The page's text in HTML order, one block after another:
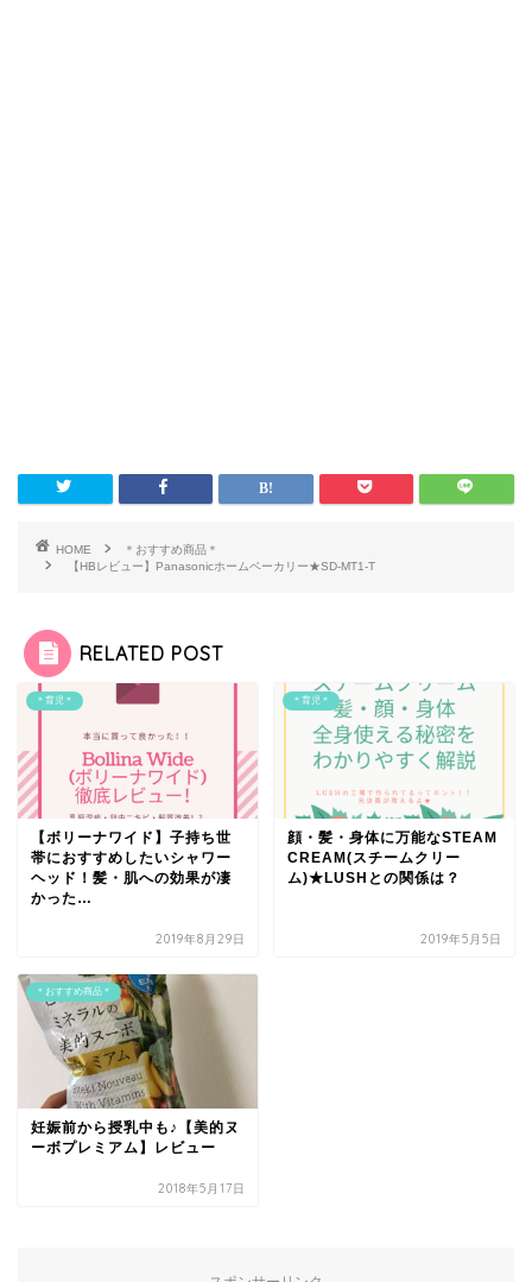
HOME
＊おすすめ商品＊
【HBレビュー】Panasonicホームベーカリー★SD-MT1-T
RELATED POST
＊育児＊
【ボリーナワイド】子持ち世
帯におすすめしたいシャワー
ヘッド！髪・肌への効果が凄
かった…
2019年8月29日
＊育児＊
顔・髪・身体に万能なSTEAM
CREAM(スチームクリー
ム)★LUSHとの関係は？
2019年5月5日
＊おすすめ商品＊
妊娠前から授乳中も♪【美的ヌ
ーボプレミアム】レビュー
2018年5月17日